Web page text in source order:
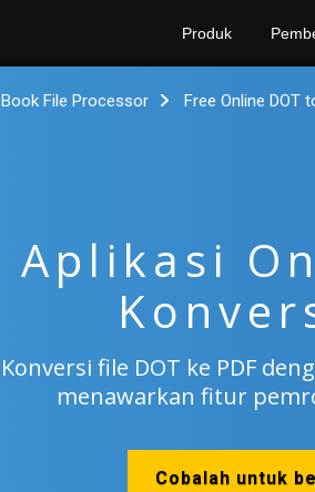
Produk
File Processor Free Online DOT
Aplikasi
Konversi file DOT ke PDF
menawarkan fitur
Cobalah untuk